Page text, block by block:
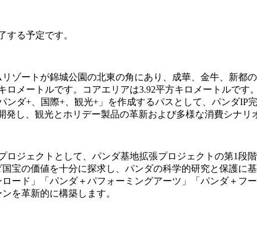
する予定です。
ゾートが錦城公園の北東の角にあり、成華、金牛、新都
メートルです。コアエリアは3.92平方キロメートルで
ダ+、国際+、観光+」を作成するパスとして、パンダIP
し、観光とホリデー製品の革新および多様な消費シナリ
ロジェクトとして、パンダ基地拡張プロジェクトの第1段
宝の価値を十分に探求し、パンダの科学的研究と保護に
ード」「パンダ＋パフォーミングアーツ」「パンダ＋フ
を革新的に構築します。